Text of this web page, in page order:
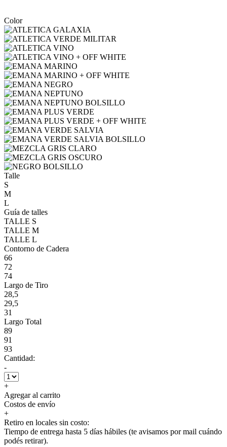
Color
Talle
S
M
L
Guía de talles
TALLE S
TALLE M
TALLE L
Contorno de Cadera
66
72
74
Largo de Tiro
28,5
29,5
31
Largo Total
89
91
93
Cantidad:
-
+
Agregar al carrito
Costos de envío
+
Retiro en locales sin costo:
Tiempo de entrega hasta 5 días hábiles (te avisamos por mail cuándo
podés retirar).